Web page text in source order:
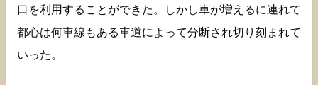
口を利用することができた。しかし車が増えるに連れて
都心は何車線もある車道によって分断され切り刻まれて
いった。